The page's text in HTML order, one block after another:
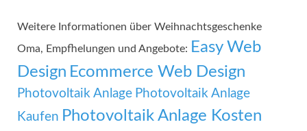
Weitere Informationen über Weihnachtsgeschenke
Oma, Empfhelungen und Angebote: Easy Web
Design Ecommerce Web Design
Photovoltaik Anlage Photovoltaik Anlage
Kaufen Photovoltaik Anlage Kosten